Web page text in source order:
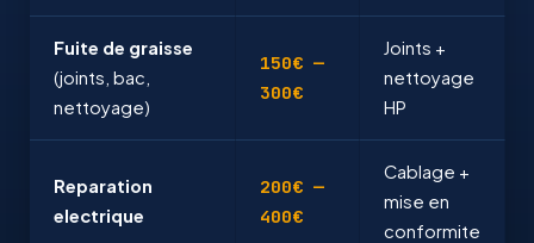
Fuite de graisse
(joints, bac,
nettoyage)
150€ —
300€
Joints +
nettoyage
HP
Reparation
electrique
200€ —
400€
Cablage +
mise en
conformite